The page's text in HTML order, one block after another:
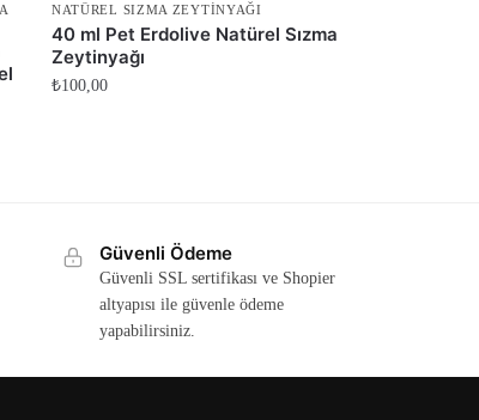
NATÜREL SIZMA ZEYTINYAĞI
40 ml Pet Erdolive Natürel Sızma
Zeytinyağı
₺100,00
Güvenli Ödeme
Güvenli SSL sertifikası ve Shopier
altyapısı ile güvenle ödeme
yapabilirsiniz.